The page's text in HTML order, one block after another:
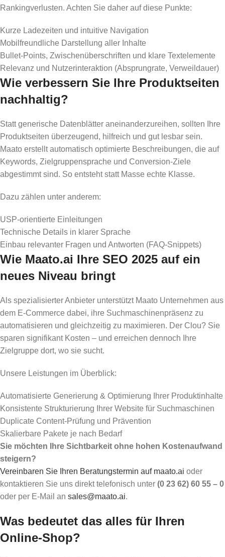
Rankingverlusten. Achten Sie daher auf diese Punkte:
Kurze Ladezeiten und intuitive Navigation
Mobilfreundliche Darstellung aller Inhalte
Bullet-Points, Zwischenüberschriften und klare Textelemente
Relevanz und Nutzerinteraktion (Absprungrate, Verweildauer)
Wie verbessern Sie Ihre Produktseiten
nachhaltig?
Statt generische Datenblätter aneinanderzureihen, sollten Ihre
Produktseiten überzeugend, hilfreich und gut lesbar sein.
Maato erstellt automatisch optimierte Beschreibungen, die auf
Keywords, Zielgruppensprache und Conversion-Ziele
abgestimmt sind. So entsteht statt Masse echte Klasse.
Dazu zählen unter anderem:
USP-orientierte Einleitungen
Technische Details in klarer Sprache
Einbau relevanter Fragen und Antworten (FAQ-Snippets)
Wie Maato.ai Ihre SEO 2025 auf ein
neues Niveau bringt
Als spezialisierter Anbieter unterstützt Maato Unternehmen aus
dem E-Commerce dabei, ihre Suchmaschinenpräsenz zu
automatisieren und gleichzeitig zu maximieren. Der Clou? Sie
sparen signifikant Kosten – und erreichen dennoch Ihre
Zielgruppe dort, wo sie sucht.
Unsere Leistungen im Überblick:
Automatisierte Generierung & Optimierung Ihrer Produktinhalte
Konsistente Strukturierung Ihrer Website für Suchmaschinen
Duplicate Content-Prüfung und Prävention
Skalierbare Pakete je nach Bedarf
Sie möchten Ihre Sichtbarkeit ohne hohen Kostenaufwand
steigern?
Vereinbaren Sie Ihren Beratungstermin auf maato.ai oder
kontaktieren Sie uns direkt telefonisch unter (0 23 62) 60 55 – 0
oder per E-Mail an sales@maato.ai.
Was bedeutet das alles für Ihren
Online-Shop?